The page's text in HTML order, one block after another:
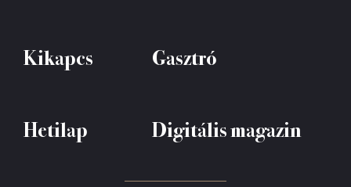
Kikapcs Gasztró
Hetilap Digitális magazin